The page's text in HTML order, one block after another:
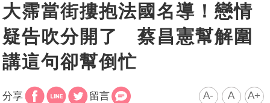
大霈當街摟抱法國名導！戀情
疑告吹分開了 蔡昌憲幫解圍
講這句卻幫倒忙
分享 留言 A- A A+